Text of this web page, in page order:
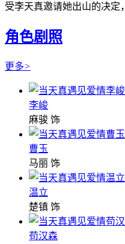
受李天真邀请她出山的决
角色剧照
更多>
李峻
麻骏 饰
曹玉
马丽 饰
温立
楚镇 饰
苟汉森